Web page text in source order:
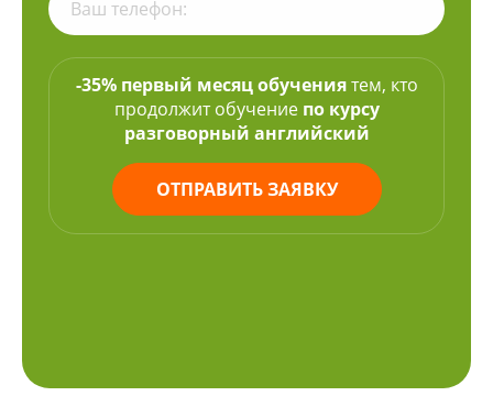
-35% первый месяц обучениятем, кто
продолжит обучение по курсу
разговорный английский
ОТПРАВИТЬ ЗАЯВКУ